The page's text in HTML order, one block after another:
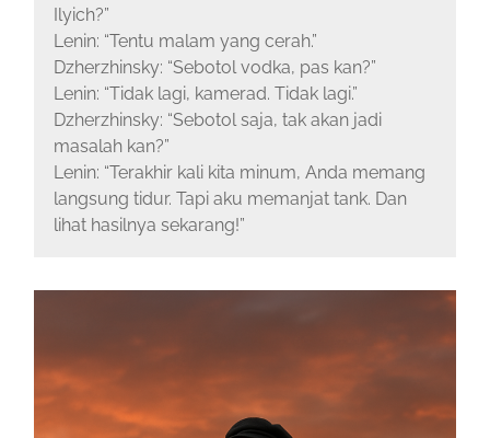
Ilyich?”
Lenin: “Tentu malam yang cerah.”
Dzherzhinsky: “Sebotol vodka, pas kan?”
Lenin: “Tidak lagi, kamerad. Tidak lagi.”
Dzherzhinsky: “Sebotol saja, tak akan jadi
masalah kan?”
Lenin: “Terakhir kali kita minum, Anda memang
langsung tidur. Tapi aku memanjat tank. Dan
lihat hasilnya sekarang!”